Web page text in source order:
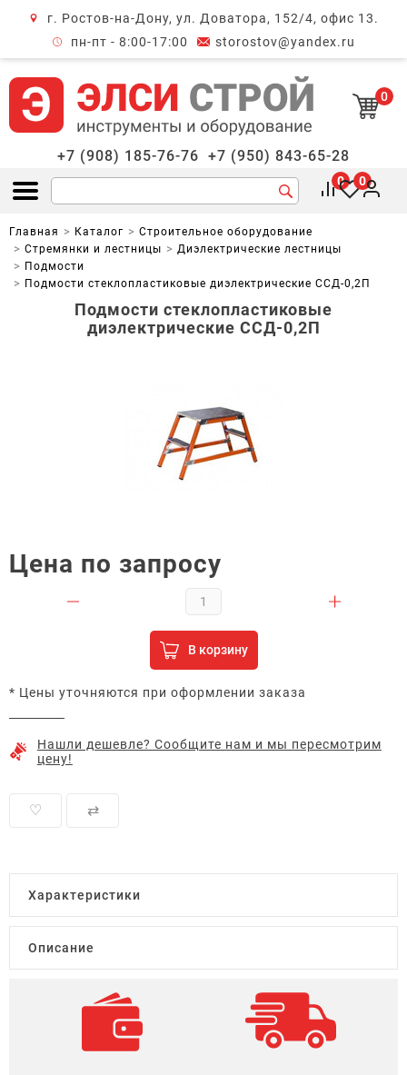
г. Ростов-на-Дону, ул. Доватора, 152/4, офис 13.
пн-пт - 8:00-17:00
storostov@yandex.ru
0
+7 (908) 185-76-76 +7 (950) 843-65-28
Открыть меню
0 0
Главная Каталог
Строительное оборудование
Стремянки и лестницы
Диэлектрические лестницы
Подмости
Подмости стеклопластиковые диэлектрические ССД-0,2П
Подмости стеклопластиковые
диэлектрические ССД-0,2П
Цена по запросу
В корзину
* Цены уточняются при оформлении заказа
Нашли дешевле? Сообщите нам и мы пересмотрим
цену!
♡ ⇄
Характеристики
Описание